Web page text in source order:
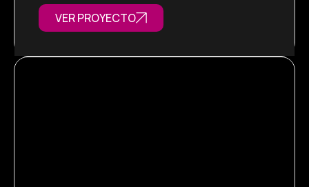
VER PROYECTO